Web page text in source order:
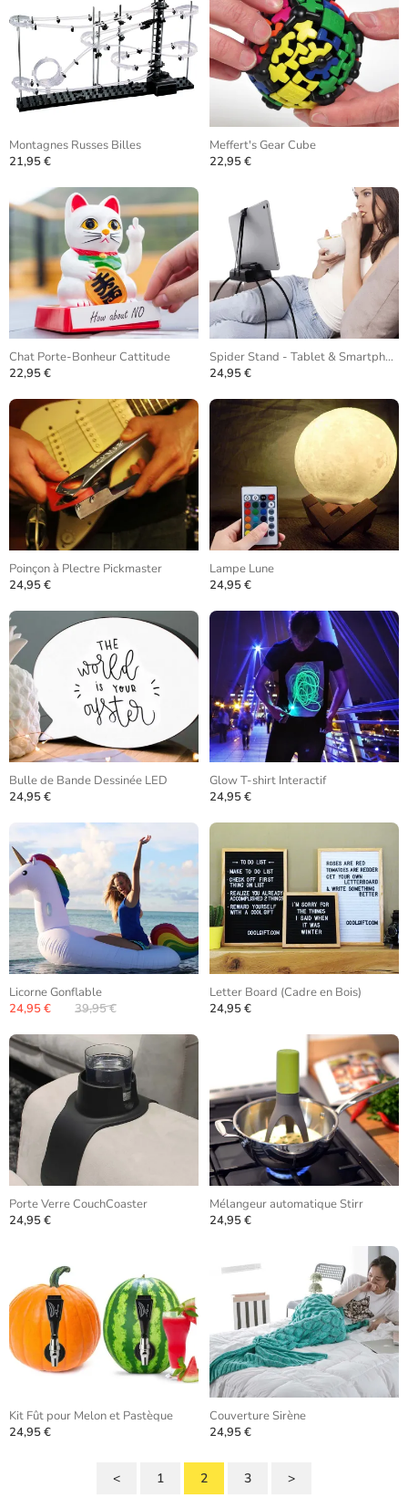
Montagnes Russes Billes
21,95 €
Meffert's Gear Cube
22,95 €
Chat Porte-Bonheur Cattitude
22,95 €
Spider Stand - Tablet & Smartphone
24,95 €
Poinçon à Plectre Pickmaster
24,95 €
Lampe Lune
24,95 €
Bulle de Bande Dessinée LED
24,95 €
Glow T-shirt Interactif
24,95 €
Licorne Gonflable
24,95 €
39,95 €
Letter Board (Cadre en Bois)
24,95 €
Porte Verre CouchCoaster
24,95 €
Mélangeur automatique Stirr
24,95 €
Kit Fût pour Melon et Pastèque
24,95 €
Couverture Sirène
24,95 €
< 1 2 3 >